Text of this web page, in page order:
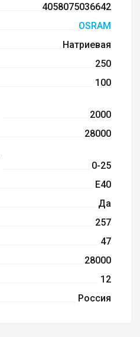
4058075036642
OSRAM
Натриевая
250
100
2000
28000
0-25
E40
Да
257
47
28000
12
Россия